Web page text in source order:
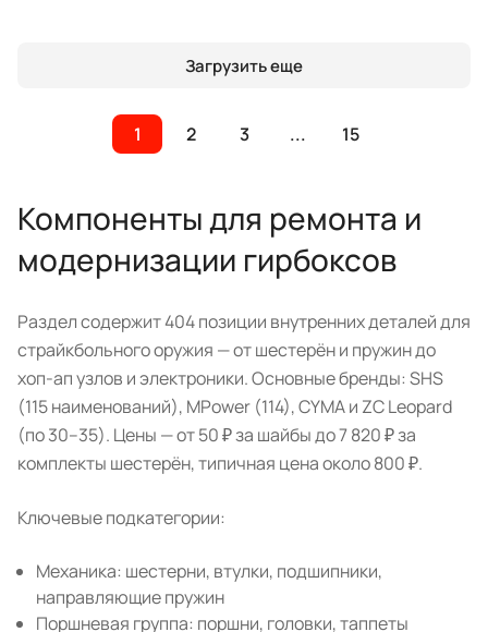
Загрузить еще
1 2 3 ... 15
Компоненты для ремонта и
модернизации гирбоксов
Раздел содержит 404 позиции внутренних деталей для
страйкбольного оружия — от шестерён и пружин до
хоп-ап узлов и электроники. Основные бренды: SHS
(115 наименований), MPower (114), CYMA и ZC Leopard
(по 30–35). Цены — от 50 ₽ за шайбы до 7 820 ₽ за
комплекты шестерён, типичная цена около 800 ₽.
Ключевые подкатегории:
Механика: шестерни, втулки, подшипники,
направляющие пружин
Поршневая группа: поршни, головки, таппеты